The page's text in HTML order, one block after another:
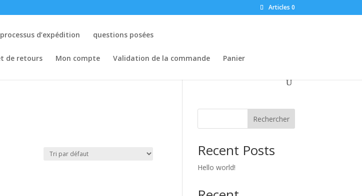
Articles 0
processus d’expédition questions posées
de retours Mon compte Validation de la commande Panier
Rechercher
Recent Posts
Hello world!